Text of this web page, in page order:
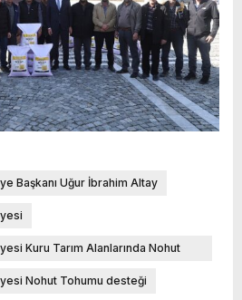
Başkanı Uğur İbrahim Altay
Kuru Tarım Alanlarında Nohut
Nohut Tohumu desteği